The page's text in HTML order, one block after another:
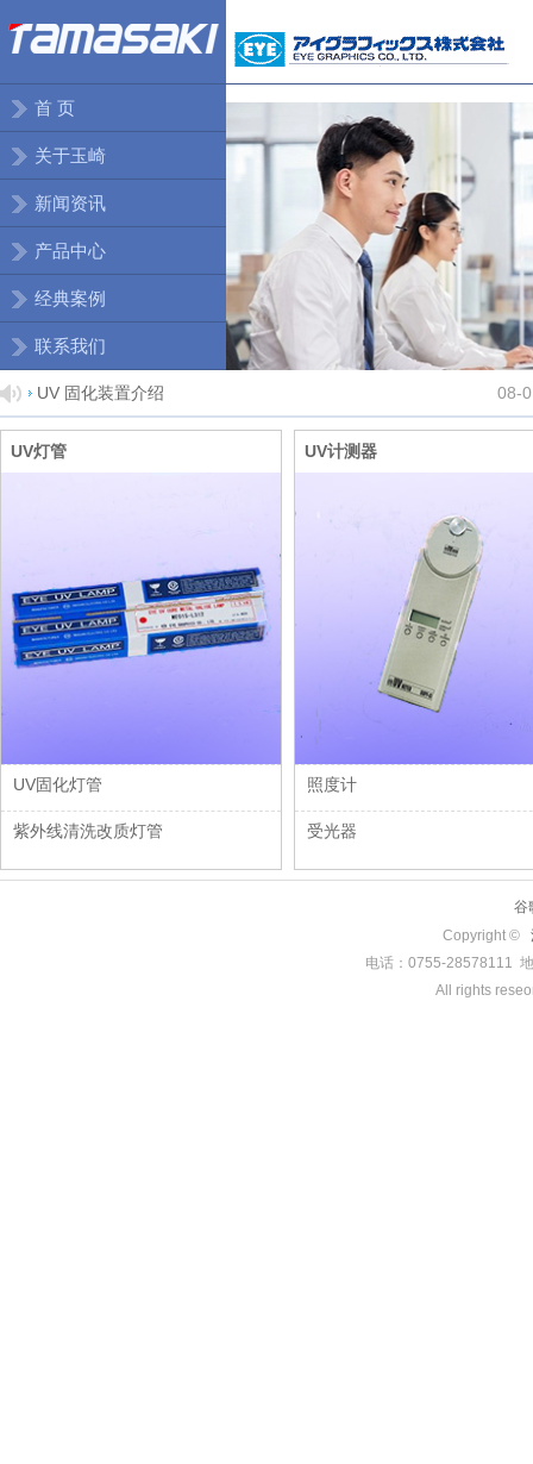
首 页
关于玉崎
新闻资讯
产品中心
经典案例
联系我们
08-
UV 固化装置介绍
07-
产品价格调整通知
关于停止销售电源单元UB061-3A/BMS的通
UV灯管
UV固化灯管
紫外线清洗改质灯管
UV计测器
照度计
受光器
谷
Copyright ©
电话：0755-28578111
All rights